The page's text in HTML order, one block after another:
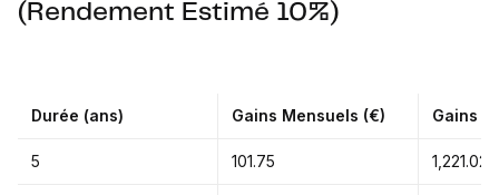
(Rendement Estimé 10%)
Durée (ans) Gains Mensuels (€) Gains
5 101.75 1,221.02